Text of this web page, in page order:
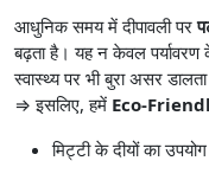
आधुनिक समय में दीपावली पर
बढ़ता है। यह न केवल पर्यावरण
स्वास्थ्य पर भी बुरा असर
⇒ इसलिए, हमें Eco-
मिट्टी के दीयों का